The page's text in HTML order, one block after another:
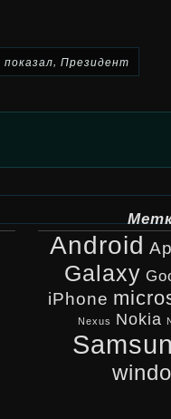
показал, Президент
Android
Galaxy
iPhone
Nexus Nokia